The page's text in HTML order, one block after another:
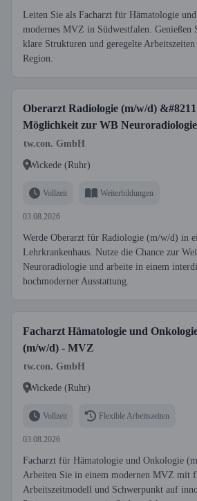
Leiten Sie als Facharzt für Hämatologie
modernes MVZ in Südwestfalen. Genießen
klare Strukturen und geregelte
Region.
Oberarzt Radiologie (m/w/d)
Möglichkeit zur WB Neuroradiologie
tw.con. GmbH
Wickede (Ruhr)
Vollzeit Weiterbildungen
03.08.2026
Werde Oberarzt für Radiologie (m/w/d) in
Lehrkrankenhaus. Nutze die Chance zur
Neuroradiologie und arbeite in einem
hochmoderner Ausstattung.
Facharzt Hämatologie und
(m/w/d) - MVZ
tw.con. GmbH
Wickede (Ruhr)
Vollzeit Flexible Arbeitszeiten
03.08.2026
Facharzt für Hämatologie und Onkologie
Arbeiten Sie in einem modernen MVZ mit
Arbeitszeitmodell und Schwerpunkt auf